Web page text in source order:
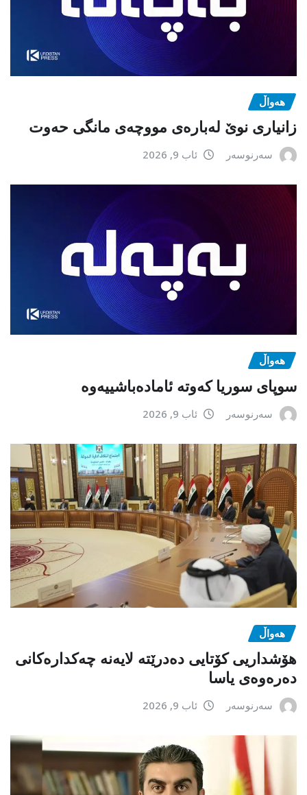
هەواڵ
زانیاری نوێ لەبارەی مووچەی مانگی حەوت
سەرنوسەر ئاب 9, 2026
هەواڵ
سوپای سوریا کەوتە ئامادەباشییەوە
سەرنوسەر ئاب 9, 2026
هەواڵ
هۆشداریی کۆتایی دەدرێتە لایەنە چەکدارەکانی
دەرەوەی یاسا
سەرنوسەر ئاب 9, 2026